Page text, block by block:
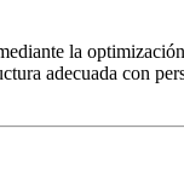
la
adecuada con